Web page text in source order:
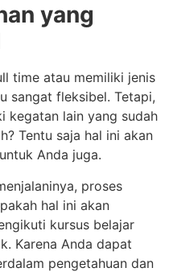
yang
time atau memiliki jenis
sangat fleksibel. Tetapi,
kegatan lain yang sudah
Tentu saja hal ini akan
Anda juga.
proses
hal ini akan
kursus belajar
Karena Anda dapat
pengetahuan dan